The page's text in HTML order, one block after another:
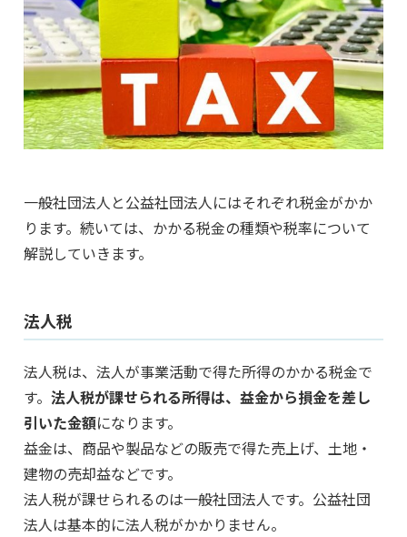
一般社団法人と公益社団法人にはそれぞれ税金がかか
ります。続いては、かかる税金の種類や税率について
解説していきます。
法人税
法人税は、法人が事業活動で得た所得のかかる税金で
す。 法人税が課せられる所得は、益金から損金を差し
引いた金額になります。
益金は、商品や製品などの販売で得た売上げ、土地・
建物の売却益などです。
法人税が課せられるのは一般社団法人です。公益社団
法人は基本的に法人税がかかりません。